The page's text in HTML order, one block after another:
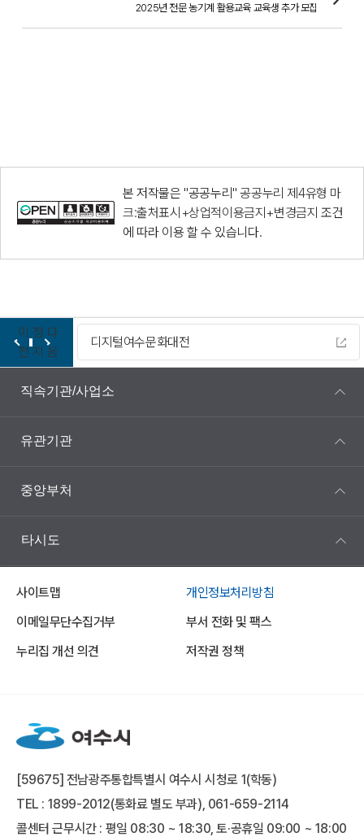
2025년 전문 농기계 활용교육 교육생 추가 모집
본 저작물은 "공공누리"공공누리 제4유형 마
크:출처표시+상업적이용금지+변경금지 조건
에 따라 이용 할 수 있습니다.
이
전
정
지
다
음
디지털여수문화대전
직속기관/사업소
유관기관
중앙부처
타시도
사이트맵
개인정보처리방침
이메일무단수집거부
부서 전화 및 팩스
누리집 개선 의견
저작권 정책
[59675] 전남광주통합특별시 여수시 시청로 1(학동)
TEL : 1899-2012(통화료 별도 부과), 061-659-2114
콜센터 근무시간 : 평일 08:30 ~ 18:30, 토·공휴일 09:00 ~ 18:00